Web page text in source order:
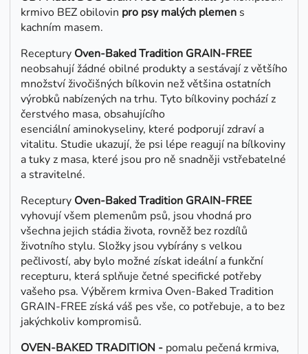
krmivo BEZ obilovin pro psy malých plemen s
kachním masem.
Receptury Oven-Baked Tradition GRAIN-FREE
neobsahují žádné obilné produkty a sestávají z většího
množství živočišných bílkovin než většina ostatních
výrobků nabízených na trhu. Tyto bílkoviny pochází z
čerstvého masa, obsahujícího
esenciální aminokyseliny, které podporují zdraví a
vitalitu. Studie ukazují, že psi lépe reagují na bílkoviny
a tuky z masa, které jsou pro ně snadněji vstřebatelné
a stravitelné.
Receptury Oven-Baked Tradition GRAIN-FREE
vyhovují všem plemenům psů, jsou vhodná pro
všechna jejich stádia života, rovněž bez rozdílů
životního stylu. Složky jsou vybírány s velkou
pečlivostí, aby bylo možné získat ideální a funkční
recepturu, která splňuje četné specifické potřeby
vašeho psa. Výběrem krmiva Oven-Baked Tradition
GRAIN-FREE získá váš pes vše, co potřebuje, a to bez
jakýchkoliv kompromisů.
OVEN-BAKED TRADITION - pomalu pečená krmiva,